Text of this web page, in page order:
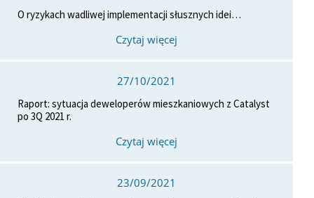
O ryzykach wadliwej implementacji słusznych idei…
Czytaj więcej
27/10/2021
Raport: sytuacja deweloperów mieszkaniowych z Catalyst
po 3Q 2021 r.
Czytaj więcej
23/09/2021